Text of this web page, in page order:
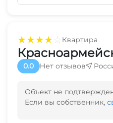
★★★★☆Квартира
0.0 Нет отзывов
Объект не
Если вы собственник,